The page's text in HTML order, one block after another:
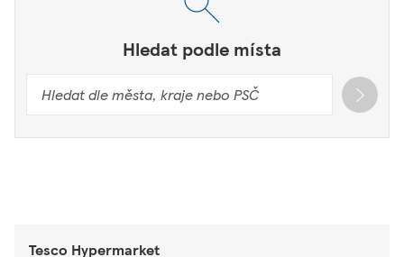
Hledat podle místa
Tesco Hypermarket